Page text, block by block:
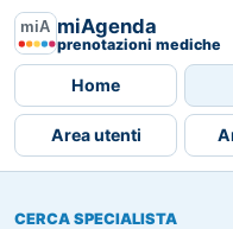
miAgenda
prenotazioni mediche
Home
Area utenti
CERCA SPECIALISTA